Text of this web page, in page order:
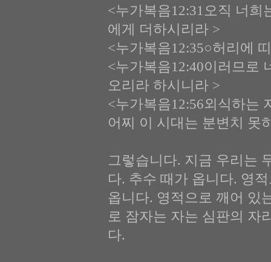
<누가복음12:31오직 너희
에게 더하시리라 >
<누가복음12:35○허리에
<누가복음12:40이러므로
오리라 하시니라 >
<누가복음12:56외식하는
어찌 이 시대는 분변치 못
그렇습니다. 지금 우리는
다. 추수 때가 옵니다. 영
옵니다. 영적으로 깨어 있
로 잠자는 자는 심판의 자
다.